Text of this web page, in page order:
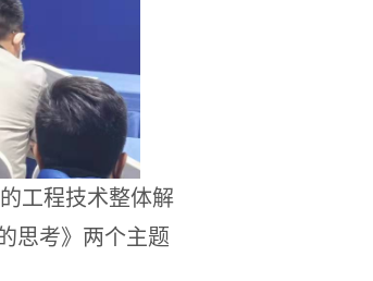
工程技术整体解
思考》两个主题